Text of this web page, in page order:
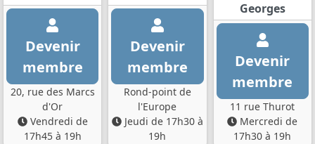
Devenir
membre
20, rue des Marcs
d'Or
Vendredi de
17h45 à 19h
Devenir
membre
Rond-point de
l'Europe
Jeudi de 17h30 à
19h
Georges
Devenir
membre
11 rue Thurot
Mercredi de
17h30 à 19h